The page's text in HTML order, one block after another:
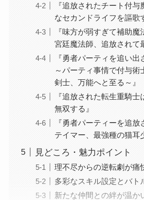
『追放されたチート付与
なセカンドライフを謳歌
『味方が弱すぎて補助魔
宮廷魔法師、追放されて
『勇者パーティを追い出
～パーティ事情で付与術
剣士、万能へと至る～』
『追放された転生重騎
無双する』
『勇者パーティーを追放
テイマー、最強種の猫耳
見どころ・魅力ポイント
理不尽からの逆転劇が痛
多彩なスキル設定とバト
新たな仲間との絆が温か